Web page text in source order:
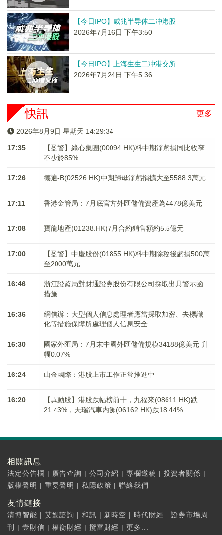
【今日IPO】威兆半导体二冲港股
2026年7月16日 下午3:50
【今日IPO】上海生生二冲港交所
2026年7月24日 下午5:36
更多
快訊
2026年8月9日 星期天 14:29:34
17:35
【盈警】綠心集團(00094.HK)料中期淨虧損同比收窄
不少於85%
17:26 德適-B(02526.HK)中期歸母淨虧損擴大至5588.3萬元
17:11 香港金管局：7月底官方外匯儲備資產為4478億美元
17:08 寶龍地產(01238.HK)7月合約銷售額約5.5億元
17:00
【盈警】中慶股份(01855.HK)料中期除稅後虧損500萬
至2000萬元
16:46
浙江證監局對財通證券股份有限公司採取出具警示函
措施
16:36
網信辦：大型個人信息處理者應當採取加密、去標識
化等措施保障所處理個人信息安全
16:30
國家外匯局：7月末中國外匯儲備規模34188億美元 升
幅0.07%
16:24 山金國際：港股上市工作正常推進中
16:20
【異動股】港股跌幅榜前十，九福來(08611.HK)跌
21.43%，天瑞汽車内飾(06162.HK)跌18.44%
相關訊息
法定公告欄 | 廣告查詢 | 公司介紹 | 專欄邀稿 | 投資者關係 |
版權聲明 | 重要聲明 | 私隱政策 | 聯絡我們
友情鏈接
清博智能 | 艾媒諮詢 | 和訊 | 新時空 | 時代財經 | 證券市場周
刊
| 壹財信 | 權衡財經 | 攬富財經 | 更多...